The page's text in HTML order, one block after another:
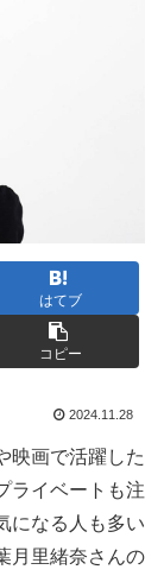
はてブ
コピー
2024.11.28
映画で活躍した
ライベートも注
になる人も多い
月里緒奈さんの